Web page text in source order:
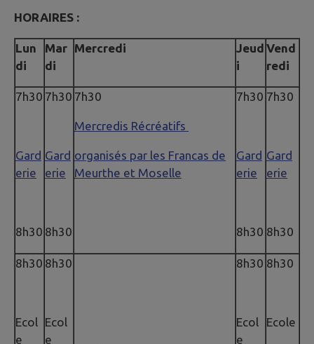
HORAIRES :
Lun
di
Mar
di
Mercredi
Jeud
i
Vend
redi
7h30
Gard
erie
8h30
7h30
Gard
erie
8h30
7h30
Mercredis Récréatifs
organisés par les Francas de
Meurthe et Moselle
7h30
Gard
erie
8h30
7h30
Gard
erie
8h30
8h30
Ecol
e
8h30
Ecol
e
8h30
Ecol
e
8h30
Ecole